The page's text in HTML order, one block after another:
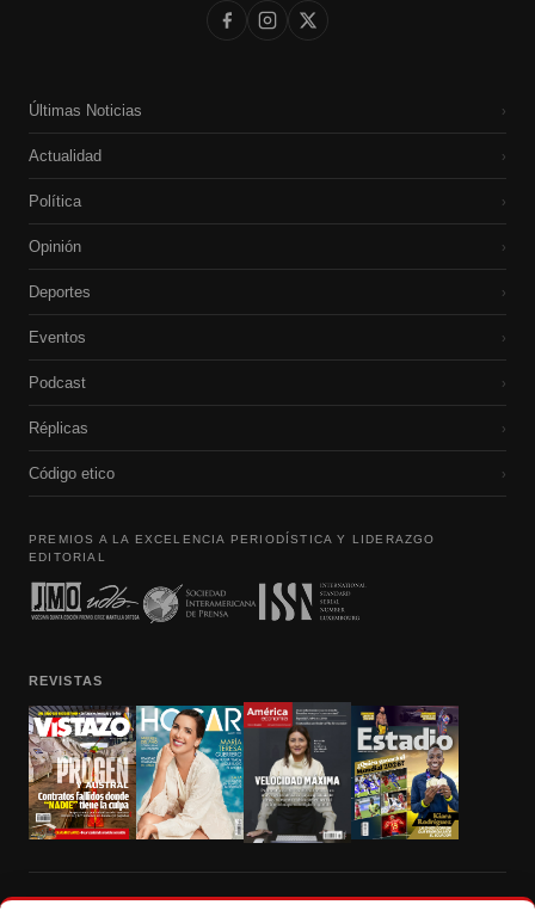
Últimas Noticias ›
Actualidad ›
Política ›
Opinión ›
Deportes ›
Eventos ›
Podcast ›
Réplicas ›
Código etico ›
PREMIOS A LA EXCELENCIA PERIODÍSTICA Y LIDERAZGO
EDITORIAL
REVISTAS